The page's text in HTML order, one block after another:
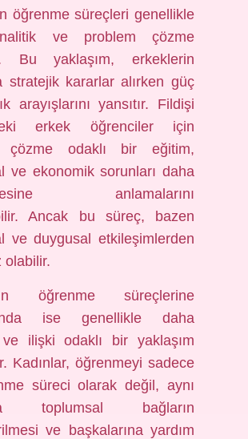
öğrenme süreçleri genellikle
ve problem çözme
Bu yaklaşım, erkeklerin
stratejik kararlar alırken güç
arayışlarını yansıtır. Fildişi
erkek öğrenciler için
çözme odaklı bir eğitim,
ve ekonomik sorunları daha
anlamalarını
Ancak bu süreç, bazen
ve duygusal etkileşimlerden
olabilir.
öğrenme süreçlerine
ise genellikle daha
ilişki odaklı bir yaklaşım
Kadınlar, öğrenmeyi sadece
süreci olarak değil, aynı
toplumsal bağların
ve başkalarına yardım